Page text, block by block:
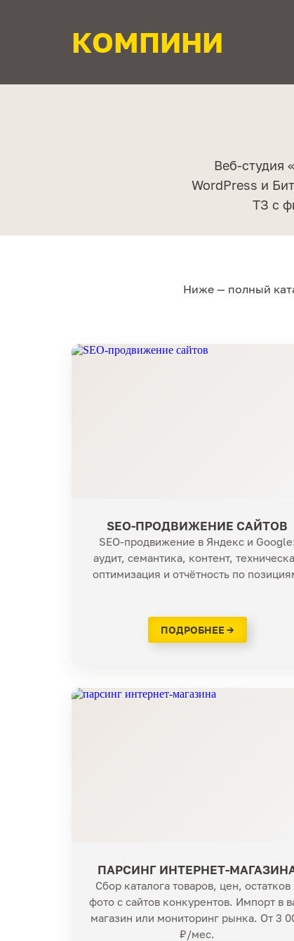
КОМПИНИ
Веб-студия
WordPress и
ТЗ с
Ниже — полный
SEO-ПРОДВИЖЕНИЕ САЙТОВ
SEO-продвижение в Яндекс и
аудит, семантика, контент,
оптимизация и отчётность по
ПОДРОБНЕЕ →
ПАРСИНГ ИНТЕРНЕТ-
Сбор каталога товаров, цен, остатков
фото с сайтов конкурентов. Импорт в
магазин или мониторинг рынка. От 3
₽/мес.